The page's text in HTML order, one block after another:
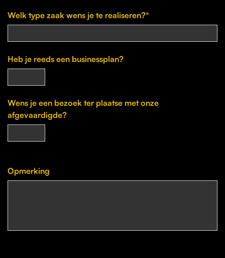
Welk type zaak wens je te realiseren?*
Heb je reeds een businessplan?
Wens je een bezoek ter plaatse met onze
afgevaardigde?
Opmerking